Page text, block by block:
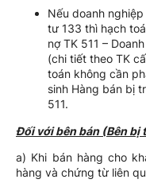
Nếu doanh
tư 133 thì hạch
nợ TK 511 –
(chi tiết theo TK
toán không cần
sinh Hàng bán bị
511.
Đối với bên bán (Bên bị
a) Khi bán hàng cho
hàng và chứng từ liên